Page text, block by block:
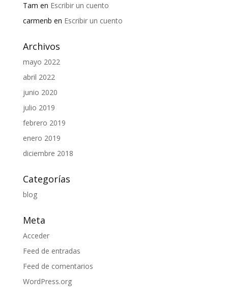
Tam en Escribir un cuento
carmenb en Escribir un cuento
Archivos
mayo 2022
abril 2022
junio 2020
julio 2019
febrero 2019
enero 2019
diciembre 2018
Categorías
blog
Meta
Acceder
Feed de entradas
Feed de comentarios
WordPress.org